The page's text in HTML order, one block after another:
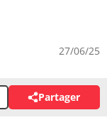
27/06/25
Partager